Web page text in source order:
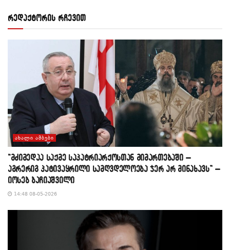
რედაქტორის რჩევით
ᲐᲮᲐᲚᲘ ᲐᲛᲑᲔᲑᲘ
“მძიმედაა საქმე საპატრიარქოსთან მიმართებაში –
აგრერიგ პატივაყრილი სამღვდელოება ჯერ არ მინახავს” –
იოსებ ბაჩიაშვილი
14:48 08-05-2026